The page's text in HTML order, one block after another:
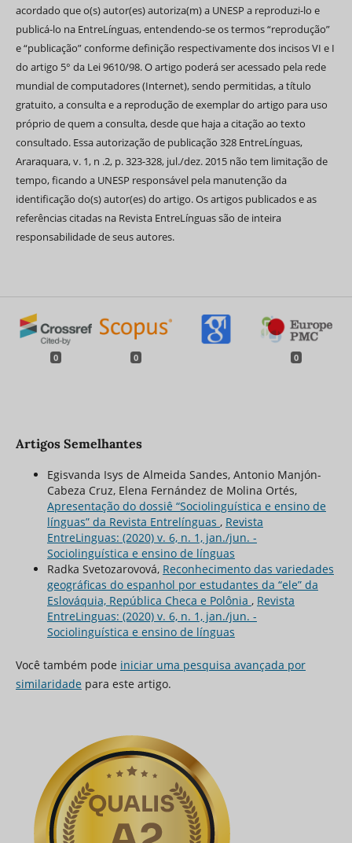
acordado que o(s) autor(es) autoriza(m) a UNESP a reproduzi-lo e
publicá-lo na EntreLínguas, entendendo-se os termos “reprodução”
e “publicação” conforme definição respectivamente dos incisos VI e I
do artigo 5° da Lei 9610/98. O artigo poderá ser acessado pela rede
mundial de computadores (Internet), sendo permitidas, a título
gratuito, a consulta e a reprodução de exemplar do artigo para uso
próprio de quem a consulta, desde que haja a citação ao texto
consultado. Essa autorização de publicação 328 EntreLínguas,
Araraquara, v. 1, n .2, p. 323-328, jul./dez. 2015 não tem limitação de
tempo, ficando a UNESP responsável pela manutenção da
identificação do(s) autor(es) do artigo. Os artigos publicados e as
referências citadas na Revista EntreLínguas são de inteira
responsabilidade de seus autores.
0 0 0
Artigos Semelhantes
Egisvanda Isys de Almeida Sandes, Antonio Manjón-
Cabeza Cruz, Elena Fernández de Molina Ortés,
Apresentação do dossiê “Sociolinguística e ensino de
línguas” da Revista Entrelínguas , Revista
EntreLinguas: (2020) v. 6, n. 1, jan./jun. -
Sociolinguística e ensino de línguas
Radka Svetozarovová, Reconhecimento das variedades
geográficas do espanhol por estudantes da “ele” da
Eslováquia, República Checa e Polônia , Revista
EntreLinguas: (2020) v. 6, n. 1, jan./jun. -
Sociolinguística e ensino de línguas
Você também pode iniciar uma pesquisa avançada por
similaridade para este artigo.